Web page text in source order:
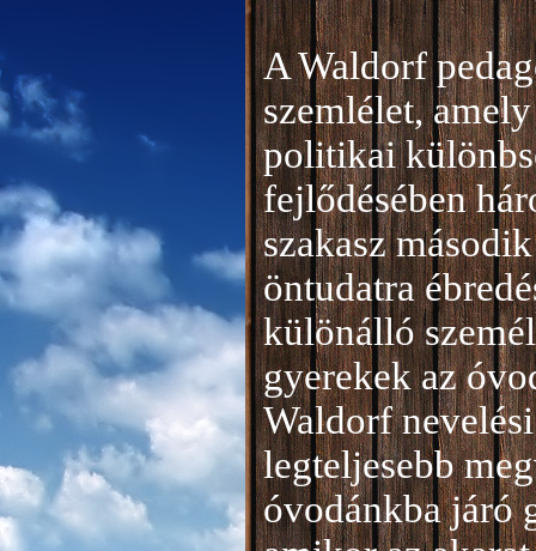
A Waldorf
szemlélet,
politikai
fejlődésében
szakasz
öntudatra
különálló
gyerekek az
Waldorf
legteljesebb
óvodánkba járó